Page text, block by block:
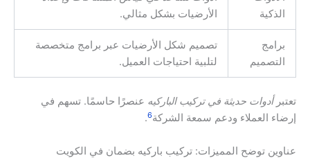
الذكية
الأرضيات بشكل مثالي.
برامج
التصميم
تصميم شكل الأرضيات عبر برامج متخصصة
لتلبية احتياجات العميل.
تعتبرأدوات حديثة في تركيب الباركيه عنصرًا حاسمًا. تسهم في
إرضاء العملاء ودعم سمعة الشركة6
.
عناوين توضح المميزات: تركيب باركيه بضمان في الكويت